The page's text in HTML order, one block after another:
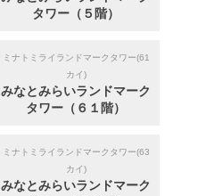
タワー（５階）
ミナトミライランドマークタワー(61
カイ)
みなとみらいランドマーク
タワー（６１階）
ミナトミライランドマークタワー(63
カイ)
みなとみらいランドマーク